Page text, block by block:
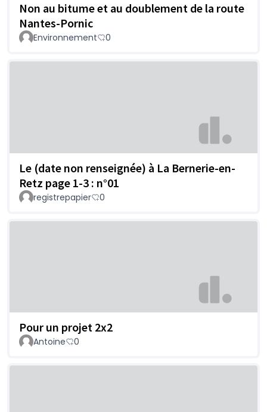
Non au bitume et au doublement de la route
Nantes-Pornic
Environnement 0
Le (date non renseignée) à La Bernerie-en-
Retz page 1-3 : n°01
registrepapier 0
Pour un projet 2x2
Antoine 0